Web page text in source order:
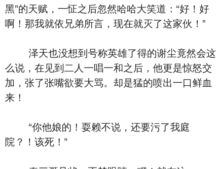
黑”的天赋，一怔之后忽然哈哈大笑道：“好！好
啊！那我就依兄弟所言，现在就灭了这家伙！”
泽天也没想到号称英雄了得的谢尘竟然会这
么说，在见到二人一唱一和之后，他更是惊怒交
加，张了张嘴欲要大骂。却是猛的喷出一口鲜血
来！
“你他娘的！耍赖不说，还要污了我庭
院？！该死！”